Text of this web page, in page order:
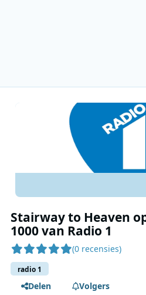
Stairway to Heaven
1000 van Radio 1
(0 recensies)
radio 1
Delen
Volgers